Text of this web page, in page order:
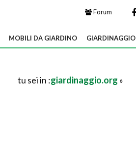
Forum
MOBILI DA GIARDINO GIARDINAGGIO
tu sei in :giardinaggio.org »